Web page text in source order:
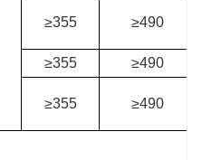
≥355 ≥490
≥355
≥490
≥355 ≥490